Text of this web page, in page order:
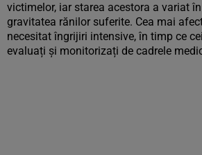
victimelor, iar starea acestora a variat
gravitatea rănilor suferite. Cea mai
necesitat îngrijiri intensive, în timp ce
evaluați și monitorizați de cadrele